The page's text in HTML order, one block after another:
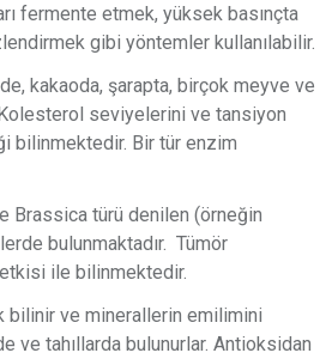
fermente etmek, yüksek basınçta
gibi yöntemler kullanılabilir.
kakaoda, şarapta, birçok meyve ve
seviyelerini ve tansiyon
bilinmektedir. Bir tür enzim
Brassica türü denilen (örneğin
bulunmaktadır. Tümör
ile bilinmektedir.
bilinir ve minerallerin emilimini
ve tahıllarda bulunurlar. Antioksidan